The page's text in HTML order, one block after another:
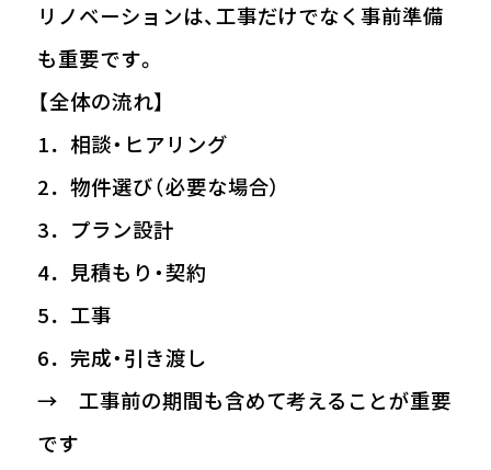
リノベーションは、工事だけでなく事前準備
も重要です。
【全体の流れ】
1．相談・ヒアリング
2．物件選び（必要な場合）
3．プラン設計
4．見積もり・契約
5．工事
6．完成・引き渡し
→ 工事前の期間も含めて考えることが重要
です